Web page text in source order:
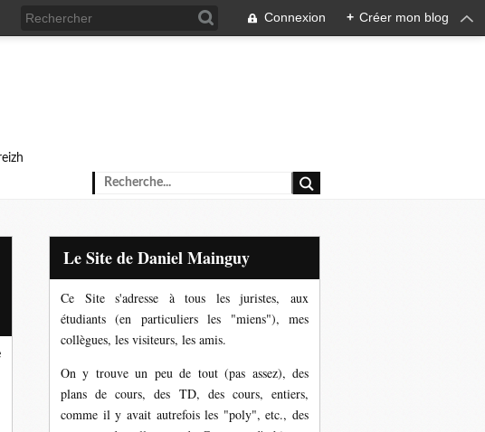
Connexion + Créer mon blog
Le Site de Daniel Mainguy
Ce Site s'adresse à tous les juristes, aux
étudiants (en particuliers les "miens"), mes
collègues, les visiteurs, les amis.
On y trouve un peu de tout (pas assez), des
plans de cours, des TD, des cours, entiers,
comme il y avait autrefois les "poly", etc., des